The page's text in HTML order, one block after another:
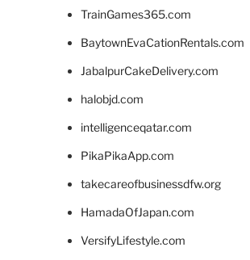
TrainGames365.com
BaytownEvaCationRentals.com
JabalpurCakeDelivery.com
halobjd.com
intelligenceqatar.com
PikaPikaApp.com
takecareofbusinessdfw.org
HamadaOfJapan.com
VersifyLifestyle.com